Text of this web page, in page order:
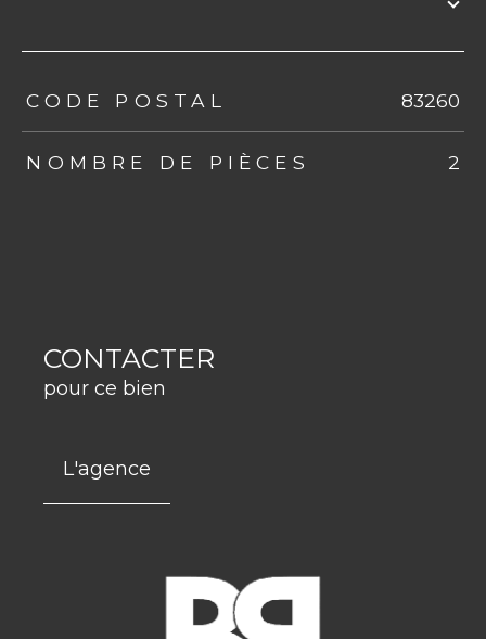
TRAD_ZEPHYR_Caracteristique TRAD_ZEPHYR_Valeurs
CODE POSTAL 83260
NOMBRE DE PIÈCES 2
CONTACTER
pour ce bien
L'agence